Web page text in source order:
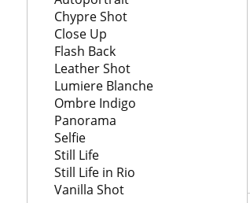
Chypre Shot
Close Up
Flash Back
Leather Shot
Lumiere Blanche
Ombre Indigo
Panorama
Selfie
Still Life
Still Life in Rio
Vanilla Shot
оплата
пн.-
вс.
10:00-
20:00
+7
(495)
772